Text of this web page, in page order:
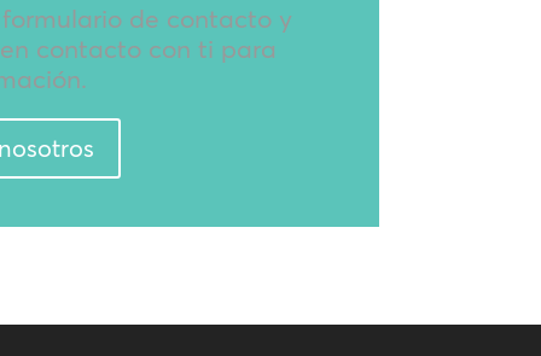
de contacto y
contacto con ti para